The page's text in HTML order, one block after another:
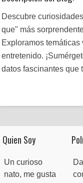
Descubre
que" más
Exploramos
entretenido.
datos fascinantes que
Quien Soy
Un curioso
nato, me gusta